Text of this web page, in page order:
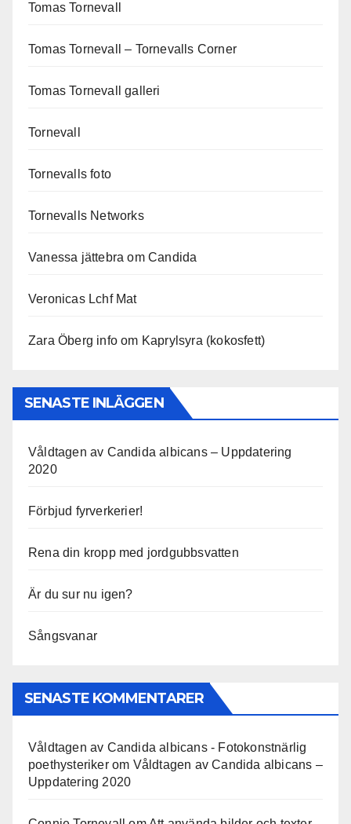
Tomas Tornevall
Tomas Tornevall – Tornevalls Corner
Tomas Tornevall galleri
Tornevall
Tornevalls foto
Tornevalls Networks
Vanessa jättebra om Candida
Veronicas Lchf Mat
Zara Öberg info om Kaprylsyra (kokosfett)
SENASTE INLÄGGEN
Våldtagen av Candida albicans – Uppdatering
2020
Förbjud fyrverkerier!
Rena din kropp med jordgubbsvatten
Är du sur nu igen?
Sångsvanar
SENASTE KOMMENTARER
Våldtagen av Candida albicans - Fotokonstnärlig
poethysterikerom Våldtagen av Candida albicans –
Uppdatering 2020